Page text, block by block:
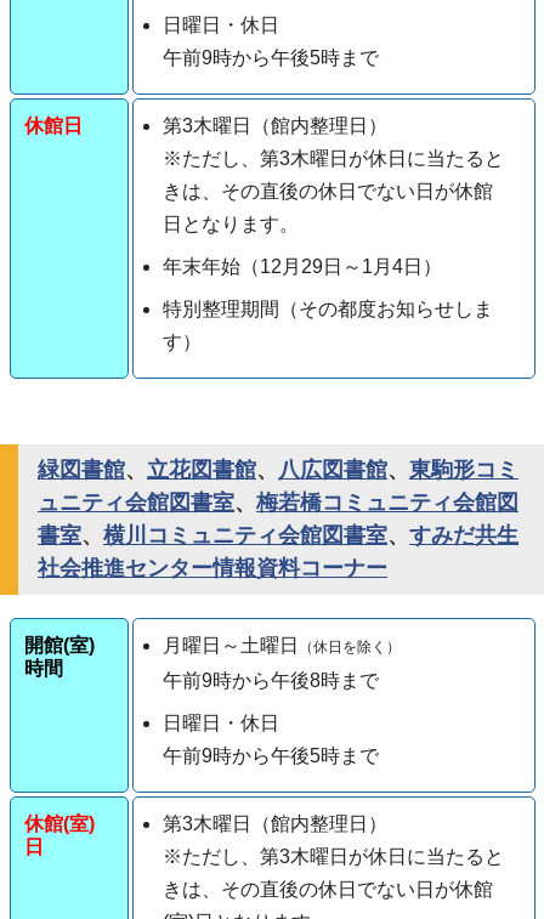
日曜日・休日
午前9時から午後5時まで
休館日
第3木曜日（館内整理日）
※ただし、第3木曜日が休日に当たると
きは、その直後の休日でない日が休館
日となります。
年末年始（12月29日～1月4日）
特別整理期間（その都度お知らせしま
す）
緑図書館、 立花図書館、 八広図書館、 東駒形コミ
ュニティ会館図書室、 梅若橋コミュニティ会館図
書室、 横川コミュニティ会館図書室、 すみだ共生
社会推進センター情報資料コーナー
開館(室)
時間
月曜日～土曜日 （休日を除く）
午前9時から午後8時まで
日曜日・休日
午前9時から午後5時まで
休館(室)
日
第3木曜日（館内整理日）
※ただし、第3木曜日が休日に当たると
きは、その直後の休日でない日が休館